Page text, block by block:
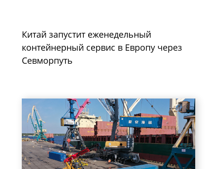
Китай запустит еженедельный
контейнерный сервис в Европу через
Севморпуть